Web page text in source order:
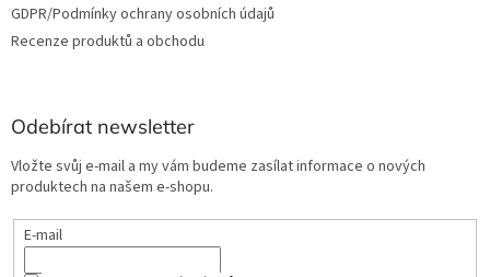
GDPR/Podmínky ochrany osobních údajů
Recenze produktů a obchodu
Odebírat newsletter
Vložte svůj e-mail a my vám budeme zasílat informace o nových
produktech na našem e-shopu.
E-mail